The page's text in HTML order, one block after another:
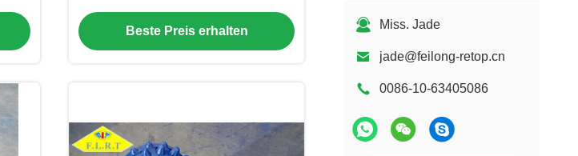
Miss. Jade
jade@feilong-retop.cn
0086-10-63405086
IADC 515G mit Siegelrollenlager
Beste Preis erhalten